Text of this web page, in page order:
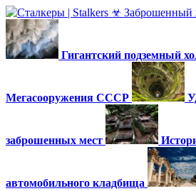
Гигантский подземный
Мегасооружения СССР
заброшенных мест
автомобильного кладбища